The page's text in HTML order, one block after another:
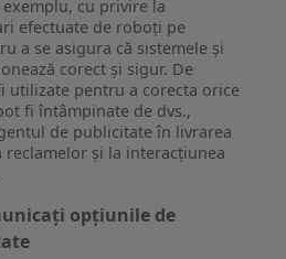
cu privire la
efectuate de roboți pe
a se asigura că sistemele și
corect și sigur. De
utilizate pentru a corecta orice
fi întâmpinate de dvs.,
de publicitate în livrarea
și la interacțiunea
opțiunile de